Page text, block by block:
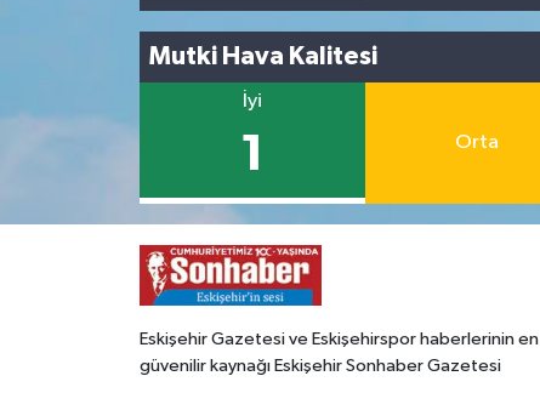
Mutki Hava Kalitesi
İyi
1 Orta
Eskişehir Gazetesi ve Eskişehirspor haberlerinin en
güvenilir kaynağı Eskişehir Sonhaber Gazetesi